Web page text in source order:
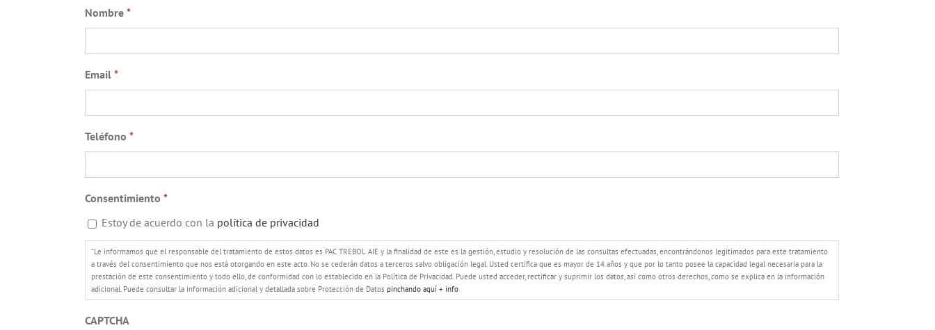
Nombre *
Email *
Teléfono *
Consentimiento *
Estoy de acuerdo con la política de privacidad
“Le informamos que el responsable del tratamiento de estos datos es PAC TREBOL AIE y la finalidad de este es la gestión, estudio y resolución de las consultas efectuadas, encontrándonos legitimados para este tratamiento
a través del consentimiento que nos está otorgando en este acto. No se cederán datos a terceros salvo obligación legal. Usted certifica que es mayor de 14 años y que por lo tanto posee la capacidad legal necesaria para la
prestación de este consentimiento y todo ello, de conformidad con lo establecido en la Política de Privacidad. Puede usted acceder, rectificar y suprimir los datos, así como otros derechos, como se explica en la información
adicional. Puede consultar la información adicional y detallada sobre Protección de Datos pinchando aquí + info
CAPTCHA